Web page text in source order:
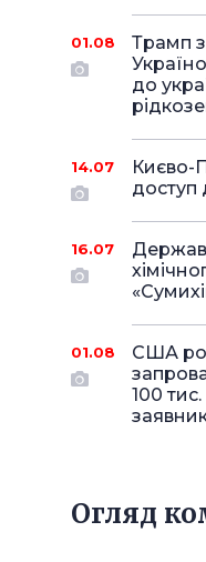
01.08
Трамп
до
14.07
Києво-
доступ
16.07
01.08
США
100
Огляд